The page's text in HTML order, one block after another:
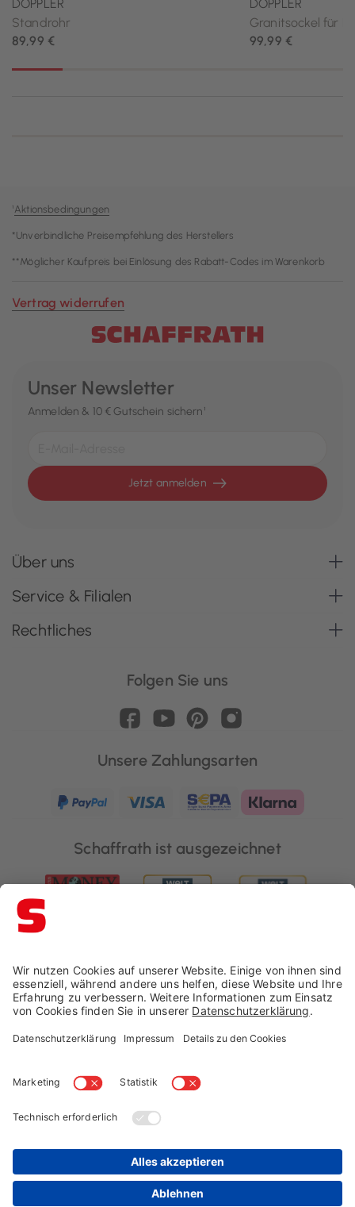
¹Aktionsbedingungen
*Unverbindliche Preisempfehlung des Herstellers
**Möglicher Kaufpreis bei Einlösung des Rabatt-Codes im Warenkorb
Vertrag widerrufen
Unser Newsletter
Anmelden & 10 € Gutschein sichern¹
Jetzt anmelden
Über uns
Service & Filialen
Rechtliches
Folgen Sie uns
Unsere Zahlungsarten
Schaffrath ist ausgezeichnet
Impressum → Datenschutz → AGB →